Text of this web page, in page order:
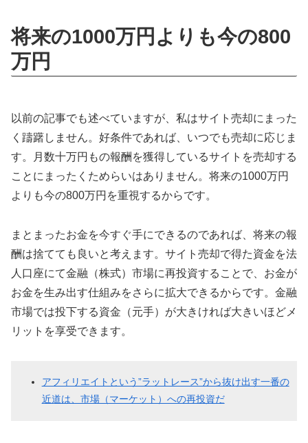
将来の1000万円よりも今の800
万円
以前の記事でも述べていますが、私はサイト売却にまった
く躊躇しません。好条件であれば、いつでも売却に応じま
す。月数十万円もの報酬を獲得しているサイトを売却する
ことにまったくためらいはありません。将来の1000万円
よりも今の800万円を重視するからです。
まとまったお金を今すぐ手にできるのであれば、将来の報
酬は捨てても良いと考えます。サイト売却で得た資金を法
人口座にて金融（株式）市場に再投資することで、お金が
お金を生み出す仕組みをさらに拡大できるからです。金融
市場では投下する資金（元手）が大きければ大きいほどメ
リットを享受できます。
アフィリエイトという”ラットレース”から抜け出す一番の
近道は、市場（マーケット）への再投資だ